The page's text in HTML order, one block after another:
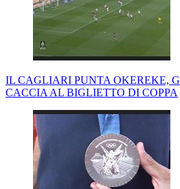
IL CAGLIARI PUNTA OKEREKE,
CACCIA AL BIGLIETTO DI COPPA